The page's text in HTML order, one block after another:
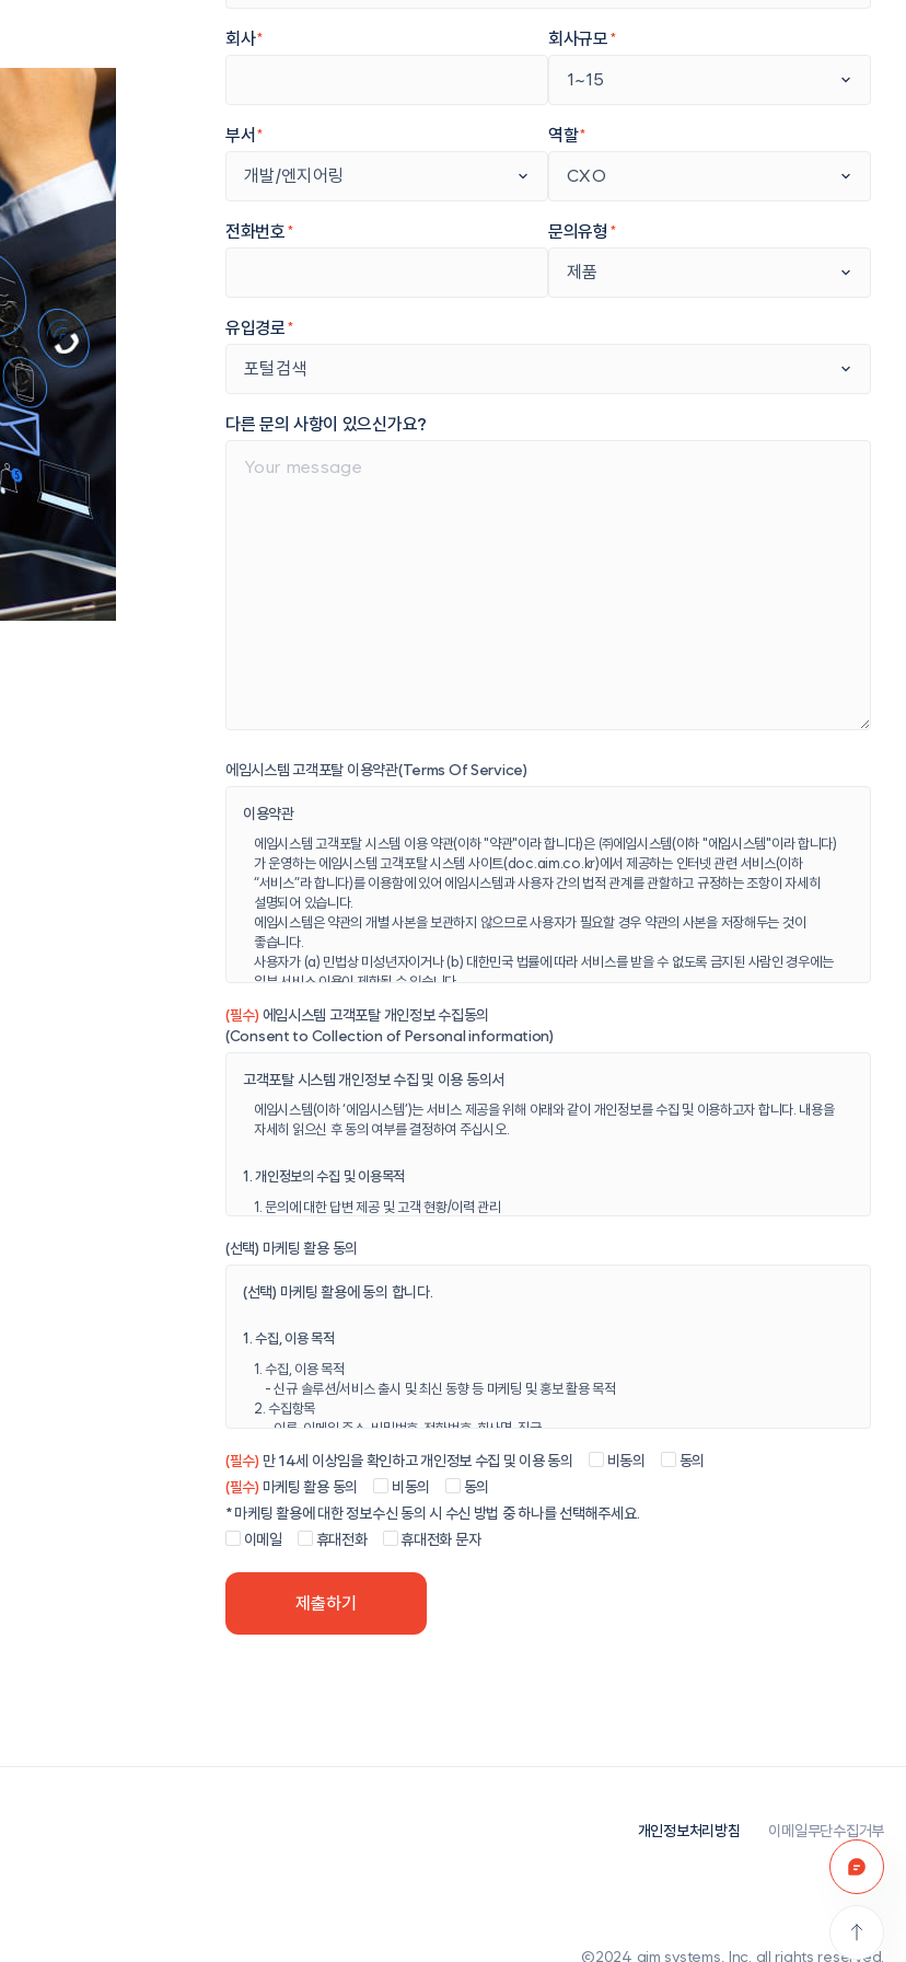
회사* 회사규모 *
부서 * 역할*
전화번호 * 문의유형 *
유입경로 *
다른 문의 사항이 있으신가요?
에임시스템 고객포탈 이용약관(Terms Of Service)
이용약관
에임시스템 고객포탈 시스템 이용 약관(이하 "약관"이라 합니다)은 ㈜에임시스템(이하 "에임시스템"이라 합니다)
가 운영하는 에임시스템 고객포탈 시스템 사이트(doc.aim.co.kr)에서 제공하는 인터넷 관련 서비스(이하
“서비스”라 합니다)를 이용함에 있어 에임시스템과 사용자 간의 법적 관계를 관할하고 규정하는 조항이 자세히
설명되어 있습니다.
에임시스템은 약관의 개별 사본을 보관하지 않으므로 사용자가 필요할 경우 약관의 사본을 저장해두는 것이
좋습니다.
사용자가 (a) 민법상 미성년자이거나 (b) 대한민국 법률에 따라 서비스를 받을 수 없도록 금지된 사람인 경우에는
일부 서비스 이용이 제한될 수 있습니다.
1.1. “고객포탈”이란 에임시스템이 서비스를 제공하기 위하여 운영하는 에임시스템 고객포탈 시스템 웹사이트를
말하며, 아울러 에임시스템 고객포탈 시스템 웹사이트를 운영하는 사업자인 에임시스템을 지칭하는 의미로도
사용합니다.
말합니다.
자를 말합니다.
1.5. “비밀번호”란 “회원”이 회원등록시 기재한 이메일 주소와 일치되는 “회원”임을 확인하고 비밀보호를 위해
2. 이용 약관 동의
사용자가 서비스 이용 허가를 받으려면 약관에 동의해야 합니다. 일반적으로 약관에 대하여 사용자는
에임시스템이 제공하는 사이트에 구현된 "동의" 버튼을 클릭하시거나, 이와 유사하게 구현된 기능을 활용하여
동의할 수 있습니다.
3. 이용 약관 변경
3.1. 에임시스템은 필요할 경우 약관을 수정하거나 변경할 수 있습니다. 약관이 변경되는 경우 에임시스템은 약관의
변경 내용 및 사유를 시행 10일 전(사용자에게 불리하거나 중대한 사항의 변경은 30일 전)에 공지하고, 필요할
경우 이메일 발송 등 적절한 방법으로 통지합니다. 만약, 사용자가 연락처를 기재하지 않거나, 변경 등으로 인하여
개별 통지가 어려운 경우에는 에임시스템 고객포탈 시스템에 변경 약관을 공지함으로써 개별 통지한 것으로
봅니다.
3.2. 사용자가 변경된 약관의 효력 발생일까지 약관 변경에 대한 거부의사를 명시적으로 표시하지 않거나 약관
변경 이후에 서비스를 이용할 경우 변경된 약관에 동의한 것으로 봅니다. 사용자가 변경된 약관에 동의하지 않는
경우, 에임시스템 고객포탈 시스템이 제공하는 서비스 이용이 제한되거나 정지될 수 있습니다.
B. 사용자가 약관을 준수할 의도가 없음을 직접, 행동, 진술 또는 기타 방식으로 명백히 표시한 경우
(필수) 에임시스템 고객포탈 개인정보 수집동의
(Consent to Collection of Personal information)
고객포탈 시스템 개인정보 수집 및 이용 동의서
에임시스템(이하 ‘에임시스템’)는 서비스 제공을 위해 아래와 같이 개인정보를 수집 및 이용하고자 합니다. 내용을
자세히 읽으신 후 동의 여부를 결정하여 주십시오.
1. 개인정보의 수집 및 이용목적
1. 문의에 대한 답변 제공 및 고객 현황/이력 관리
1. 수집하는 개인정보의 항목
※ 상기 필수정보는 최초 수집된 정보뿐만 아니라 정보 수정으로 변경된 정보를 포함합니다.
2. 개인정보 수집방법
- 에임시스템 고객 포털 시스템 일반 문의에 사용자 본인이 개인정보 직접 입력
3. 보유ㆍ이용기간
1. (비회원)개인정보 수집 및 이용에 관한 동의 후 1년간 개인정보를 보유하고 이후 해당 정보를 지체없이
파기합니다.
에임시스템 서비스를 이용하실 수 없습니다.
(선택) 마케팅 활용 동의
(선택) 마케팅 활용에 동의 합니다.
1. 수집, 이용 목적
1. 수집, 이용 목적
- 신규 솔루션/서비스 출시 및 최신 동향 등 마케팅 및 홍보 활용 목적
2. 수집항목
- 이름, 이메일 주소, 비밀번호, 전화번호, 회사명, 직급
- 1년
2. 이벤트 참여 및 진행을 위한 개인정보 수집, 이용 안내 (선택사항)
1. 수집, 이용 목적
- 이름, 이메일 주소, 비밀번호, 전화번호, 회사명, 직급
(필수) 만 14세 이상임을 확인하고 개인정보 수집 및 이용 동의 비동의
동의
(필수) 마케팅 활용 동의 비동의
동의
* 마케팅 활용에 대한 정보수신 동의 시 수신 방법 중 하나를 선택해주세요.
이메일
휴대전화 휴대전화 문자
개인정보처리방침 이메일무단수집거부
ⓒ2024 aim systems, Inc. all rights reserved.